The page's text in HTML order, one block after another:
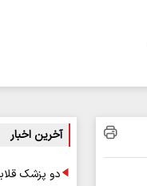
آخرین اخبار
دو پزشک